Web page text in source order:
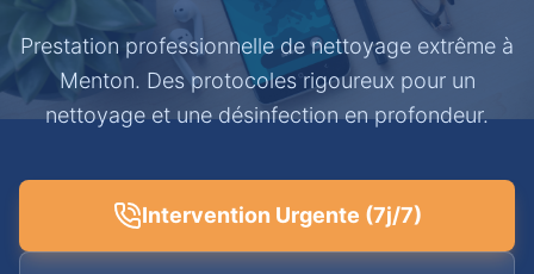
Prestation professionnelle de nettoyage extrême à
Menton. Des protocoles rigoureux pour un
nettoyage et une désinfection en profondeur.
Intervention Urgente (7j/7)